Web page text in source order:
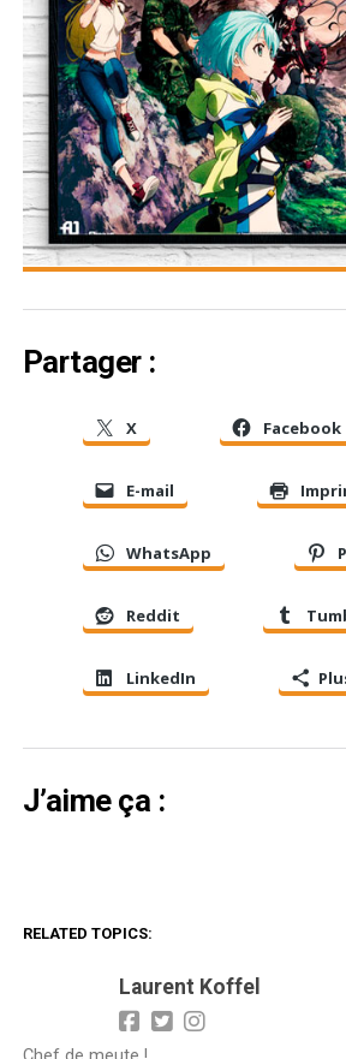
Partager :
X Facebook
E-mail
WhatsApp
Reddit
LinkedIn
J’aime ça :
RELATED TOPICS:
Laurent Koffel